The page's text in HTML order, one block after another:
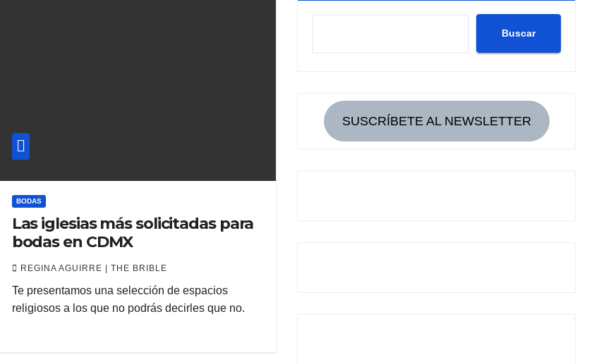
BODAS
Las iglesias más solicitadas para
bodas en CDMX
REGINA AGUIRRE | THE BRIBLE
Te presentamos una selección de espacios
religiosos a los que no podrás decirles que no.
Buscar
SUSCRÍBETE AL NEWSLETTER